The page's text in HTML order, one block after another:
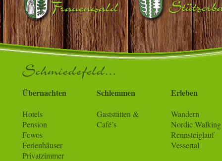
Übernachten
Hotels
Pension
Fewos
Ferienhäuser
Privatzimmer
Schlemmen
Gaststätten &
Café’s
Erleben
Wandern
Nordic Walking
Rennsteiglauf
Vessertal